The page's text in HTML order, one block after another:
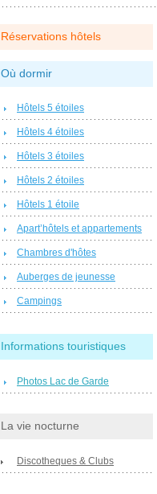
Réservations hôtels
Où dormir
Hôtels 5 étoiles
Hôtels 4 étoiles
Hôtels 3 étoiles
Hôtels 2 étoiles
Hôtels 1 étoile
Apart’hôtels et appartements
Chambres d'hôtes
Auberges de jeunesse
Campings
Informations touristiques
Photos Lac de Garde
La vie nocturne
Discotheques & Clubs